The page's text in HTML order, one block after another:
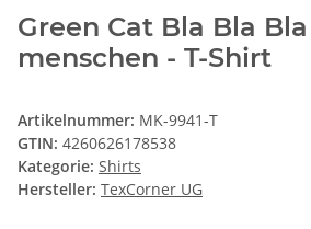
Green Cat Bla Bla
menschen - T-Shirt
Artikelnummer: MK-9941-T
GTIN: 4260626178538
Kategorie: Shirts
Hersteller: TexCorner UG